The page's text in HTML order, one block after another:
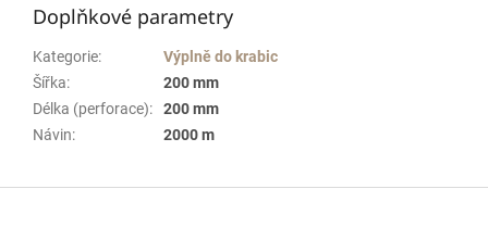
Doplňkové parametry
Kategorie:
Výplně do krabic
Šířka:
200 mm
Délka (perforace):
200 mm
Návin: 2000 m
Z